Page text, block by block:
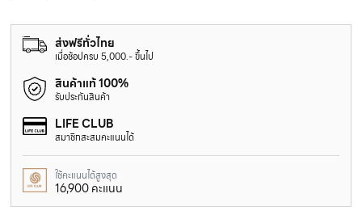
ส่งฟรีทั่วไทย
เมื่อช้อปครบ 5,000.- ขึ้นไป
สินค้าแท้ 100%
รับประกันสินค้า
LIFE CLUB
สมาชิกสะสมคะแนนได้
ใช้คะแนนได้สูงสุด
16,900 คะแนน